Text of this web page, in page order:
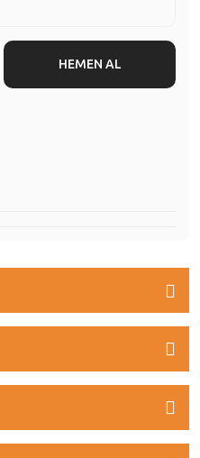
HEMEN AL